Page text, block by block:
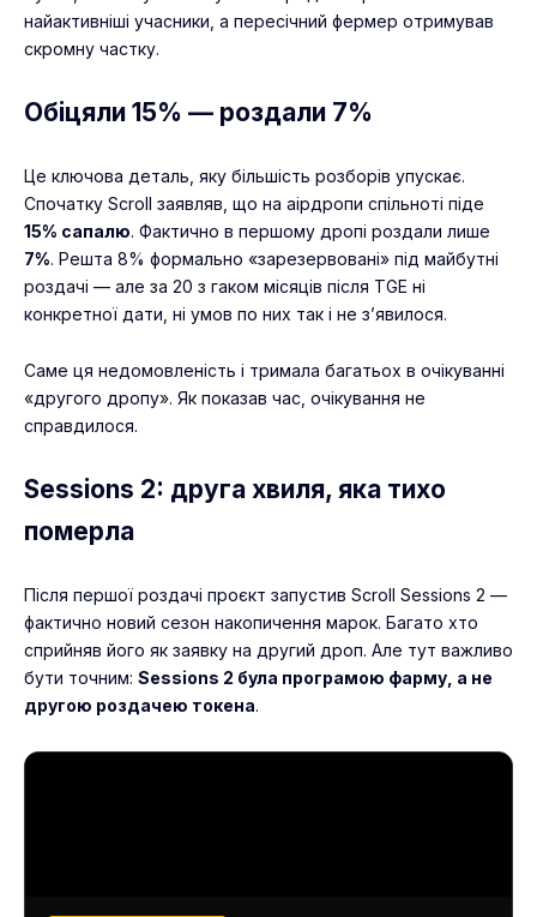
найактивніші учасники, а пересічний фермер отримував
скромну частку.
Обіцяли 15% — роздали 7%
Це ключова деталь, яку більшість розборів упускає.
Спочатку Scroll заявляв, що на аірдропи спільноті піде
15% сапалю. Фактично в першому дропі роздали лише
7%. Решта 8% формально «зарезервовані» під майбутні
роздачі — але за 20 з гаком місяців після TGE ні
конкретної дати, ні умов по них так і не з’явилося.
Саме ця недомовленість і тримала багатьох в очікуванні
«другого дропу». Як показав час, очікування не
справдилося.
Sessions 2: друга хвиля, яка тихо
померла
Після першої роздачі проєкт запустив Scroll Sessions 2 —
фактично новий сезон накопичення марок. Багато хто
сприйняв його як заявку на другий дроп. Але тут важливо
бути точним: Sessions 2 була програмою фарму, а не
другою роздачею токена.